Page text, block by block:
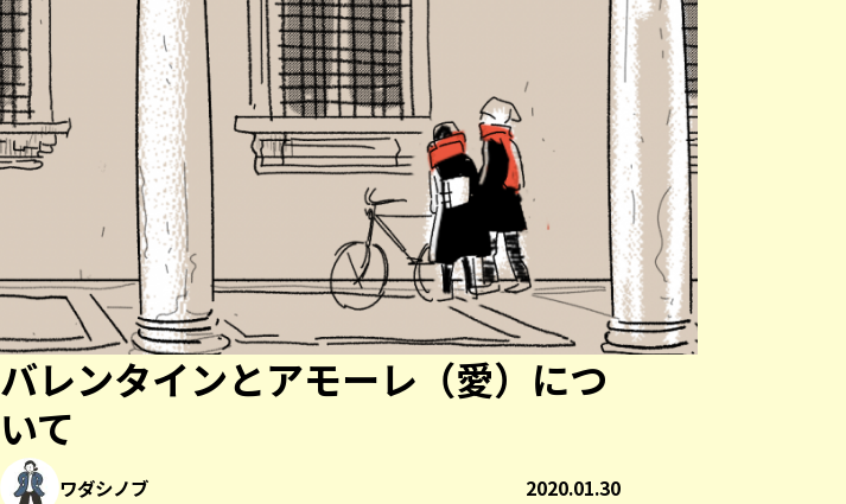
バレンタインとアモーレ（愛）につ
いて
ワダシノブ 2020.01.30